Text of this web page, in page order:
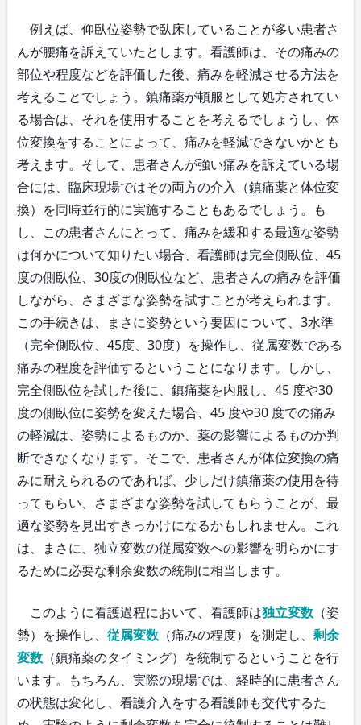
例えば、仰臥位姿勢で臥床していることが多い患者さ
んが腰痛を訴えていたとします。看護師は、その痛みの
部位や程度などを評価した後、痛みを軽減させる方法を
考えることでしょう。鎮痛薬が頓服として処方されてい
る場合は、それを使用することを考えるでしょうし、体
位変換をすることによって、痛みを軽減できないかとも
考えます。そして、患者さんが強い痛みを訴えている場
合には、臨床現場ではその両方の介入（鎮痛薬と体位変
換）を同時並行的に実施することもあるでしょう。も
し、この患者さんにとって、痛みを緩和する最適な姿勢
は何かについて知りたい場合、看護師は完全側臥位、45
度の側臥位、30度の側臥位など、患者さんの痛みを評価
しながら、さまざまな姿勢を試すことが考えられます。
この手続きは、まさに姿勢という要因について、3水準
（完全側臥位、45度、30度）を操作し、従属変数である
痛みの程度を評価するということになります。しかし、
完全側臥位を試した後に、鎮痛薬を内服し、45 度や30
度の側臥位に姿勢を変えた場合、45 度や30 度での痛み
の軽減は、姿勢によるものか、薬の影響によるものか判
断できなくなります。そこで、患者さんが体位変換の痛
みに耐えられるのであれば、少しだけ鎮痛薬の使用を待
ってもらい、さまざまな姿勢を試してもらうことが、最
適な姿勢を見出すきっかけになるかもしれません。これ
は、まさに、独立変数の従属変数への影響を明らかにす
るために必要な剰余変数の統制に相当します。
このように看護過程において、看護師は独立変数 （姿
勢）を操作し、 従属変数 （痛みの程度）を測定し、 剰余
変数 （鎮痛薬のタイミング）を統制するということを行
います。もちろん、実際の現場では、経時的に患者さん
の状態は変化し、看護介入をする看護師も交代するた